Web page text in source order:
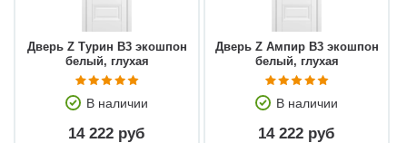
Дверь Z Турин В3 экошпон
белый, глухая
В наличии
14 222 руб
Дверь Z Ампир В3 экошпон
белый, глухая
В наличии
14 222 руб